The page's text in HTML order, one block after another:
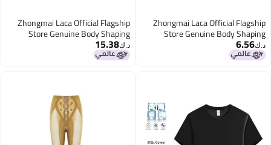
Zhongmai Laca Official Flagship
Store Genuine Body Shaping
Intimates Really Beautiful Long
Body Manager Three-Piece Set
د.ك‏6.56
Zhongmai Laca Official Flagship
Store Genuine Body Shaping
Intimates Really Beautiful Long
Body Manager Three-Piece Set
د.ك‏15.38